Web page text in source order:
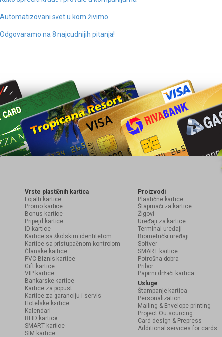
Automatizovani svet u kom živimo
Odgovaramo na 8 najcudnijih pitanja!
Vrste plastičnih kartica
Lojalti kartice
Promo kartice
Bonus kartice
Pripejd kartice
ID kartice
Kartice sa školskim identitetom
Kartice sa pristupačnom kontrolom
Članske kartice
PVC Biznis kartice
Gift kartice
VIP kartice
Bankarske kartice
Kartice za popust
Kartice za garanciju i servis
Hotelske kartice
Kalendari
RFID kartice
SMART kartice
SIM kartice
Proizvodi
Plastične kartice
Štapmači za kartice
Žigovi
Uređaji za kartice
Terminal uređaji
Biometrički uređaji
Softver
SMART kartice
Potrošna dobra
Pribor
Papirni držači kartica
Usluge
Štampanje kartica
Personalization
Mailing & Envelope printing
Project Outsourcing
Card design & Prepress
Additional services for cards